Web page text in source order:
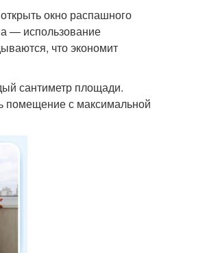
окно распашного
— использование
что экономит
сантиметр площади.
помещение с максимальной